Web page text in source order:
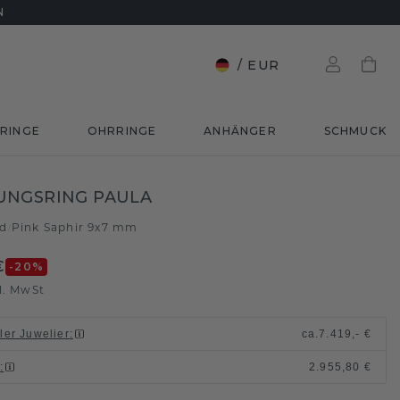
/ EUR
OHRRINGE ANHÄNGER SCHMUCK
PAULA
Pink Saphir 9x7 mm
-20 %
MwSt
Juwelier: ca.7.419,- €
: 2.955,80 €